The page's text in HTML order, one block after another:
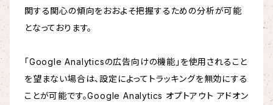
関する関心の傾向をおおよそ把握するための分析が可能
となっております。
「Google Analyticsの広告向けの機能」を使用されること
を望まない場合は、設定によってトラッキングを無効にする
ことが可能です。Google Analytics オプトアウト アドオン